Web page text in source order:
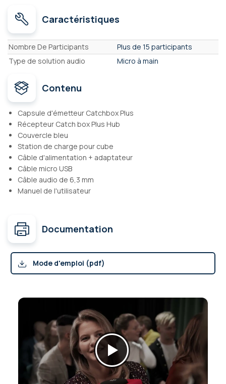
Caractéristiques
Caractéristiques
Nombre De Participants
Plus de 15 participants
Type de solution audio
Micro à main
Contenu
Capsule d'émetteur Catchbox Plus
Récepteur Catch box Plus Hub
Couvercle bleu
Station de charge pour cube
Câble d'alimentation + adaptateur
Câble micro USB
Câble audio de 6,3 mm
Manuel de l'utilisateur
Documentation
Mode d'emploi (pdf)